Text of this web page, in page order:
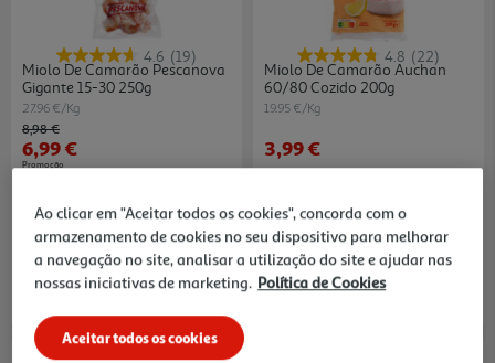
4.6 (19)
Miolo De Camarão Pescanova
Gigante 15-30 250g
27.96 €/Kg
Price reduced from
8,98 €to
6,99 €
Promoção
4.8 (22)
Miolo De Camarão Auchan
60/80 Cozido 200g
19.95 €/Kg
3,99 €
Ao clicar em "Aceitar todos os cookies", concorda com o
armazenamento de cookies no seu dispositivo para melhorar
a navegação no site, analisar a utilização do site e ajudar nas
nossas iniciativas de marketing. Política de Cookies
Aceitar todos os cookies